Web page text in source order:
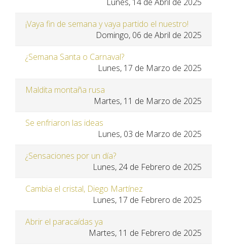
¡Vaya fin de semana y vaya partido el nuestro!
Domingo, 06 de Abril de 2025
¿Semana Santa o Carnaval?
Lunes, 17 de Marzo de 2025
Maldita montaña rusa
Martes, 11 de Marzo de 2025
Se enfriaron las ideas
Lunes, 03 de Marzo de 2025
¿Sensaciones por un día?
Lunes, 24 de Febrero de 2025
Cambia el cristal, Diego Martínez
Lunes, 17 de Febrero de 2025
Abrir el paracaídas ya
Martes, 11 de Febrero de 2025